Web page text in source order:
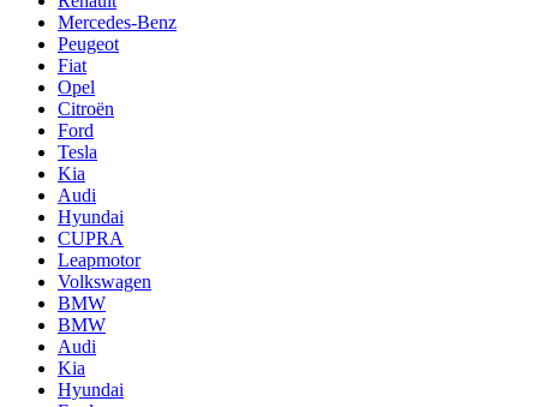
Mercedes-Benz
Peugeot
Fiat
Opel
Citroën
Ford
Tesla
Kia
Audi
Hyundai
CUPRA
Leapmotor
Volkswagen
BMW
BMW
Audi
Kia
Hyundai